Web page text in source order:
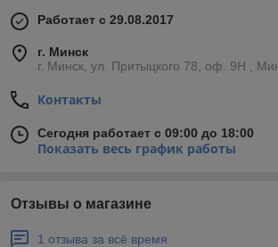
Работает с 29.08.2017
г. Минск
г. Минск, ул. Притыцкого 78, оф. 9Н ,
Контакты
Сегодня работает с 09:00 до 18:00
Показать весь график работы
Отзывы о магазине
1 отзыва за всё время